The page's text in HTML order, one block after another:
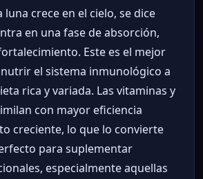
luna crece en el cielo, se dice
en una fase de absorción,
Este es el mejor
el sistema inmunológico a
rica y variada. Las vitaminas y
con mayor eficiencia
creciente, lo que lo convierte
para suplementar
especialmente aquellas